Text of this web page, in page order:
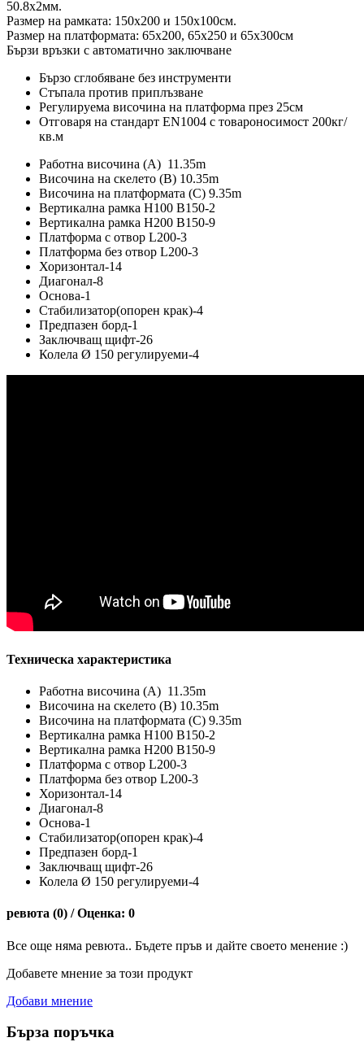
50.8х2мм.
Размер на рамката: 150х200 и 150х100см.
Размер на платформата: 65х200, 65х250 и 65х300см
Бързи връзки с автоматично заключване
Бързо сглобяване без инструменти
Стъпала против приплъзване
Регулируема височина на платформа през 25см
Отговаря на стандарт EN1004 с товароносимост 200кг/
кв.м
Работна височина (А) 11.35m
Височина на скелето (B) 10.35m
Височина на платформата (C) 9.35m
Вертикална рамка H100 B150-2
Вертикална рамка H200 B150-9
Платформа с отвор L200-3
Платформа без отвор L200-3
Хоризонтал-14
Диагонал-8
Основа-1
Стабилизатор(опорен крак)-4
Предпазен борд-1
Заключващ щифт-26
Колела Ø 150 регулируеми-4
Техническа характеристика
Работна височина (А) 11.35m
Височина на скелето (B) 10.35m
Височина на платформата (C) 9.35m
Вертикална рамка H100 B150-2
Вертикална рамка H200 B150-9
Платформа с отвор L200-3
Платформа без отвор L200-3
Хоризонтал-14
Диагонал-8
Основа-1
Стабилизатор(опорен крак)-4
Предпазен борд-1
Заключващ щифт-26
Колела Ø 150 регулируеми-4
ревюта (0) / Оценка: 0
Все още няма ревюта.. Бъдете пръв и дайте своето менение :)
Добавете мнение за този продукт
Добави мнение
Бърза поръчка